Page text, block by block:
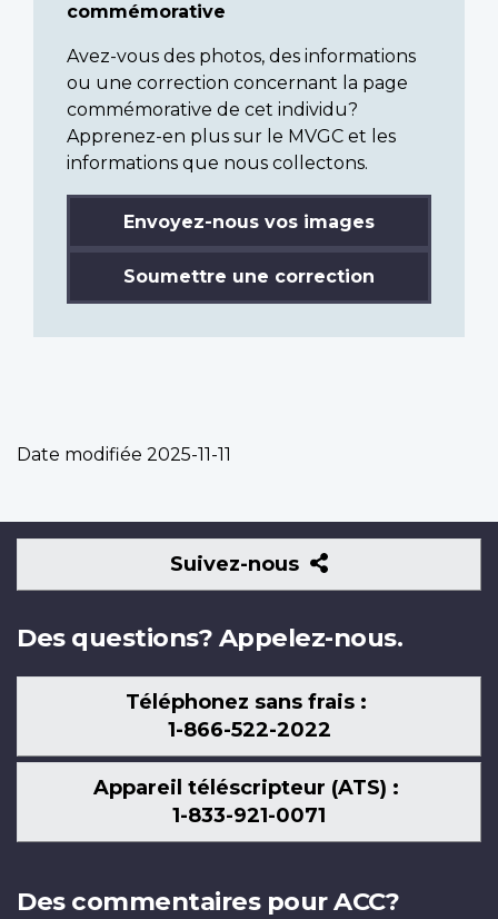
commémorative
Avez-vous des photos, des informations
ou une correction concernant la page
commémorative de cet individu?
Apprenez-en plus sur le MVGC et les
informations que nous collectons.
Envoyez-nous vos images
Soumettre une correction
Date modifiée 2025-11-11
Suivez-nous
Suivez-
nous
Des questions? Appelez-nous.
Téléphonez sans frais :
1-866-522-2022
Appareil téléscripteur (ATS) :
1-833-921-0071
Des commentaires pour ACC?